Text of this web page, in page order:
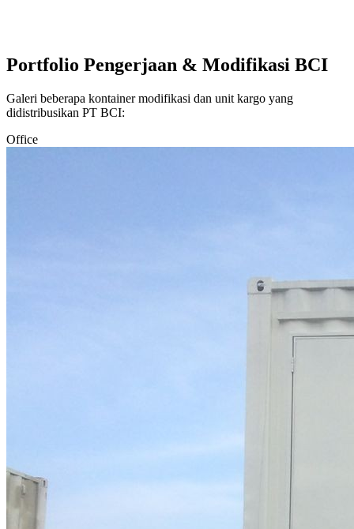
Portfolio Pengerjaan & Modifikasi BCI
Galeri beberapa kontainer modifikasi dan unit kargo yang
didistribusikan PT BCI:
Office